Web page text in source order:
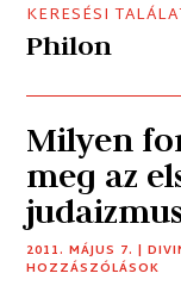
KERESÉSI
Philon
Milyen
meg az
2011. MÁJUS 7. |
HOZZÁSZÓLÁSOK